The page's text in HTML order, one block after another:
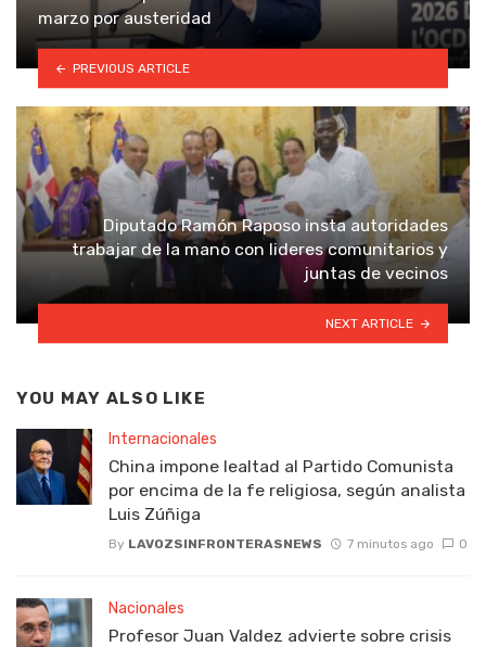
marzo por austeridad
PREVIOUS ARTICLE
Diputado Ramón Raposo insta autoridades
trabajar de la mano con lideres comunitarios y
juntas de vecinos
NEXT ARTICLE
YOU MAY ALSO LIKE
Internacionales
China impone lealtad al Partido Comunista
por encima de la fe religiosa, según analista
Luis Zúñiga
By LAVOZSINFRONTERASNEWS 7 minutos ago 0
Nacionales
Profesor Juan Valdez advierte sobre crisis